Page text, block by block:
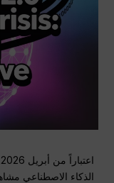
اعتباراً من أبريل 2026,
الذكاء الاصطناعي